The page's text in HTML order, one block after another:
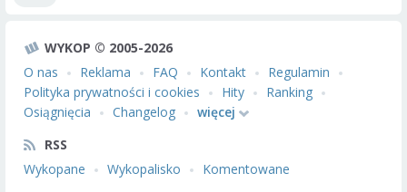
WYKOP © 2005-2026
O nas
Reklama FAQ Kontakt
Regulamin
Polityka prywatności i cookies
Hity
Ranking
Osiągnięcia
Changelog
więcej
RSS
Wykopane
Wykopalisko Komentowane